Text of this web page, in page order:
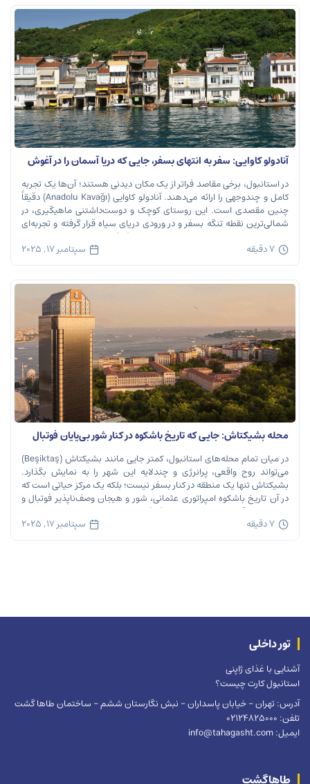
آنادولو کاوایی: سفر به انتهای بسفر، جایی که دریا آسمان را در آغوش
می‌گیرد
در استانبول، برخی مقاصد فراتر از یک مکان دیدنی هستند؛ آن‌ها یک تجربه
کامل و چندوجهی را ارائه می‌دهند. آنادولو کاوایی (Anadolu Kavağı) دقیقاً
چنین مقصدی است. این روستای کوچک و دوست‌داشتنی ماهیگیری، در
شمالی‌ترین نقطه تنگه بسفر و در ورودی دریای سیاه قرار گرفته و تجربه‌ای
بی‌نظیر از تاریخ، طبیعت و طعم‌های اصیل را […]
7 دقیقه سپتامبر 17, 2025
محله بشیکتاش: جایی که تاریخ باشکوه در کنار شور بی‌پایان فوتبال
نفس می‌کشد
در میان تمام محله‌های استانبول، کمتر جایی مانند بشیکتاش (Beşiktaş)
می‌تواند روح واقعی، پرانرژی و چندلایه این شهر را به نمایش بگذارد.
بشیکتاش تنها یک منطقه در کنار بسفر نیست؛ بلکه یک مرکز حیاتی است که
در آن تاریخ باشکوه امپراتوری عثمانی، شور و هیجان وصف‌ناپذیر فوتبال و
ریتم تند زندگی مدرن شهری در هم […]
7 دقیقه سپتامبر 17, 2025
طاهاگشت
تور داخلی
آشنایی با غذای ژاپنی
استانبول کارت چیست؟
آدرس: تهران – خیابان پاسداران – نبش نگارستان ششم – ساختمان طاها گشت
تلفن: 02124825000
ایمیل: info@tahagasht.com